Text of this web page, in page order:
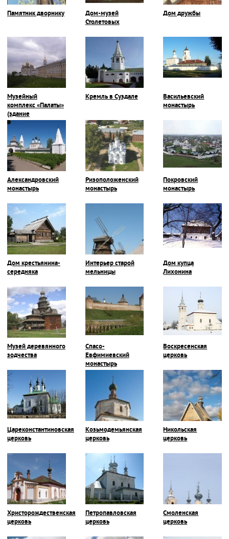
Памятник дворнику
Дом-музей
Столетовых
Дом дружбы
Музейный
комплекс «Палаты»
(здание
Присутственных
Кремль в Суздале
Васильевский
монастырь
Александровский
монастырь
Ризоположенский
монастырь
Покровский
монастырь
Дом крестьянина-
середняка
Интерьер старой
мельницы
Дом купца
Лихонина
Музей деревянного
зодчества
Спасо-
Евфимиевский
монастырь
Воскресенская
церковь
Цареконстантиновская
церковь
Козьмодемьянская
церковь
Никольская
церковь
Христорождественская
церковь
Петропавловская
церковь
Смоленская
церковь